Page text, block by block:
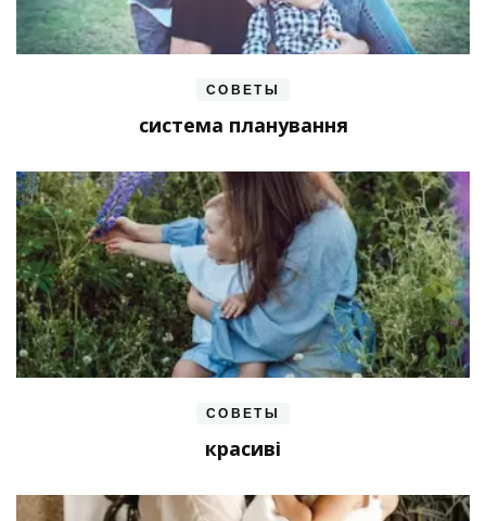
СОВЕТЫ
система планування
СОВЕТЫ
красиві